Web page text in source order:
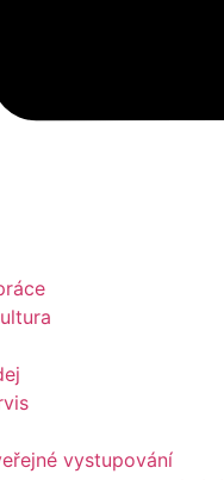
vystupování